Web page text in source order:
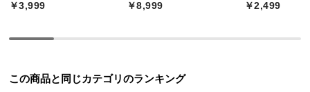
に
い
開
￥3,999 ￥8,999 ￥2,499
この商品と同じカテゴリのランキング